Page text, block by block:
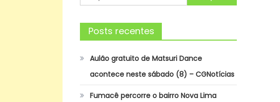
por:
Posts recentes
Aulão gratuito de Matsuri Dance
acontece neste sábado (8) – CGNotícias
Fumacê percorre o bairro Nova Lima